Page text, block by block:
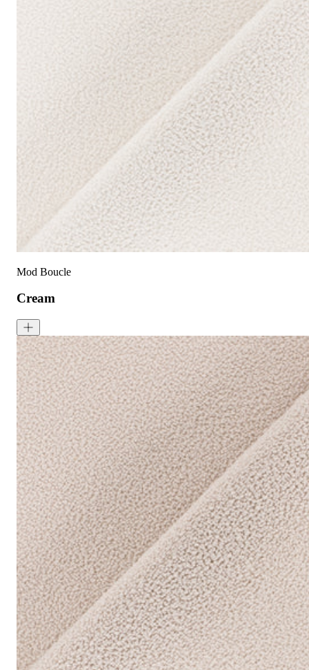
通过 120,000 次摩擦测试 次数
已预缩水，可机洗 高色牢度，不易褪色低起球面料，
护理指南:
液体泼洒时请轻轻吸干
请勿使用漂白剂
建议干洗
中温熨烫
请勿滚筒烘干
阴凉处滴干
Mod Boucle
Cream
Mod Boucle - Cream
<p>Like frothy milk, soft and rich, Cream is the ideal neutral that
成分: 100% 聚酯
重量:580 gsm
马丁代尔耐磨测试:通过 120,000 次摩擦测试 次数
保修:3 年
材质:圈圈布
系列:Mod
技术:
已预缩水，可机洗高色牢度，不易褪色低起球面料，
护理指南:
液体泼洒时请轻轻吸干
请勿使用漂白剂
建议干洗
中温熨烫
请勿滚筒烘干
阴凉处滴干